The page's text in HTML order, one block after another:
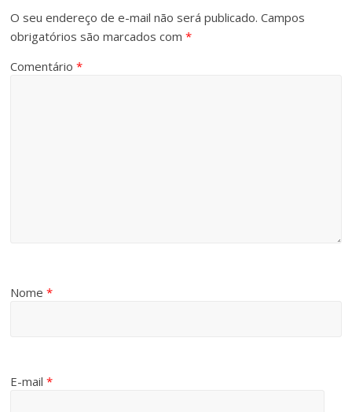
O seu endereço de e-mail não será publicado. Campos
obrigatórios são marcados com*
Comentário*
Nome*
E-mail*